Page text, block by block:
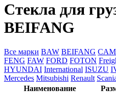
Стекла для
BEIFANG
Все марки BAW BEIFANG
FENG FAW FORD FOTON
HYUNDAI International ISUZU
Mercedes Mitsubishi Renault
Наименование